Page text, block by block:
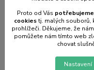
Proto od Vás
cookiestj. malých souborů,
prohlížeči. Děkujeme, že
pomůžete nám tímto web
chovat
Nastavení